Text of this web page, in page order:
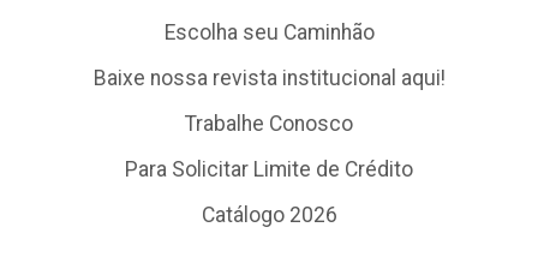
Escolha seu Caminhão
Baixe nossa revista institucional aqui!
Trabalhe Conosco
Para Solicitar Limite de Crédito
Catálogo 2026